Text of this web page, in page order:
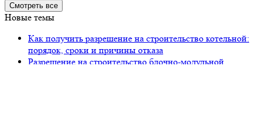
Смотреть все
Новые темы
Как получить разрешение на строительство котельной:
порядок, сроки и причины отказа
Разрешение на строительство блочно-модульной